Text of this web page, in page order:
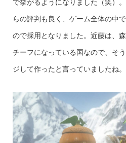
で挙がるようになりました（笑）
らの評判も良く、ゲーム全体の中
ので採用となりました。近藤は、
チーフになっている国なので、そ
ジして作ったと言っていましたね。